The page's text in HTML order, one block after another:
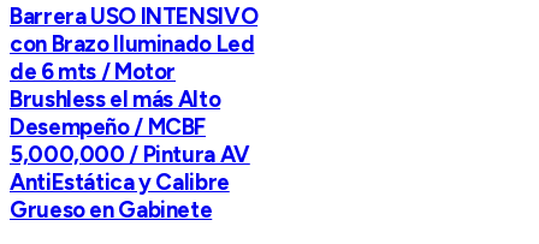
Barrera USO INTENSIVO
con Brazo Iluminado Led
de 6 mts / Motor
Brushless el más Alto
Desempeño / MCBF
5,000,000 / Pintura AV
AntiEstática y Calibre
Grueso en Gabinete